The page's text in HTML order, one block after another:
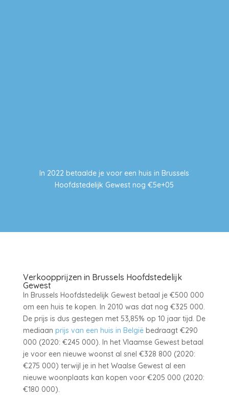
In 2022 betaalde je voor een huis in Brussels
Hoofdstedelijk Gewest nog €5e+05
Verkoopprijzen in Brussels Hoofdstedelijk
Gewest
In Brussels Hoofdstedelijk Gewest betaal je €500 000
om een huis te kopen. In 2010 was dat nog €325 000.
De prijs is dus gestegen met 53,85% op 10 jaar tijd. De
mediaan prijs van een huis in Belgiëbedraagt €290
000 (2020: €245 000). In het Vlaamse Gewest betaal
je voor een nieuwe woonst al snel €328 800 (2020:
€275 000) terwijl je in het Waalse Gewest al een
nieuwe woonplaats kan kopen voor €205 000 (2020:
€180 000).